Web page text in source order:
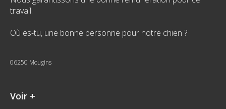
travail.
Où es-tu, une bonne personne pour notre chien ?
06250 Mougins
Voir +